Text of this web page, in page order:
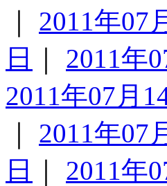
2011年07
日
2011年
2011年07月
2011年07
日
2011年